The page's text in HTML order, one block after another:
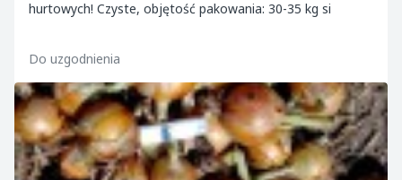
hurtowych! Czyste, objętość pakowania: 30-35 kg si
Do uzgodnienia